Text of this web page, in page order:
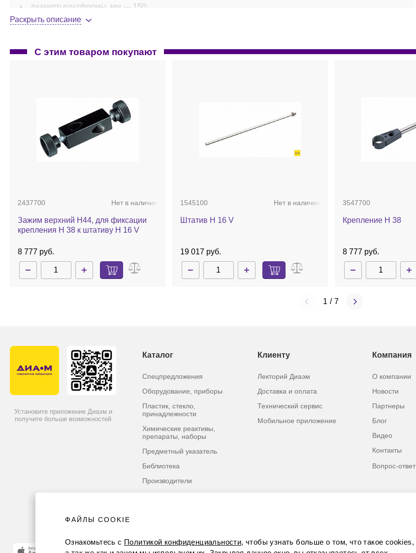
диаметр платформы, мм — 150;
цифровой дисплей;
направление вращения – право/лево;
Магнитная мешалка с нагревомIKA Plate (RCT digital)
может совершенствоваться с течением времени
благодаря регулярному обновлению программного обеспечения. Использование технологии магнитаAlnico
позволяет обеспечивать превосходную температурную стабильность и высокую остаточную индукцию.
Встроенный таймер/счетчик обеспечивает контроль кинетических параметров и чувствительных реакций;
технологияIKA SmartTemp
Раскрыть описание
С этим товаром покупают
2437700 Нет в наличии
Зажим верхний H44, для фиксации
крепления H 38 к штативу H 16 V
8 777 руб.
1545100 Нет в наличии
Штатив H 16 V
19 017 руб.
3547700
Крепление H 38
8 777 руб.
1 / 7
Установите приложение Диаэм и
получите больше возможностей
Каталог
Спецпредложения
Оборудование, приборы
Пластик, стекло,
принадлежности
Химические реактивы,
препараты, наборы
Предметный указатель
Библиотека
Производители
Клиенту
Лекторий Диаэм
Доставка и оплата
Технический сервис
Мобильное приложение
Компания
О компании
Новости
Партнеры
Блог
Видео
Контакты
Вопрос-ответ
ФАЙЛЫ COOKIE
Ознакомьтесь с Политикой конфиденциальности, чтобы узнать больше о том, что такое cookies,